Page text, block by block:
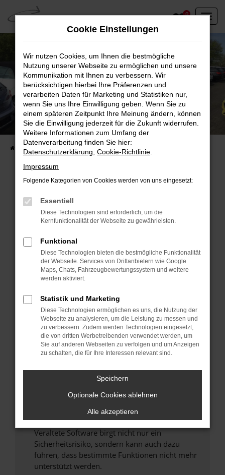
Zum
Hauptinhalt
springen
0
Unser Fahrzeugbestand vor Ort
Entdecken Sie unsere sofort verfügbaren
Fahrzeugangebote
Fehler: Network Error
Beim Laden ist ein Fehler aufgetreten.
Hier sind ein paar Tipps, die dir helfen können:
Überprüfe deine Firewall und deine
Internetverbindung.
Laden andere Webseiten, zum Beispiel deine
Suchmaschine?
Manche Erweiterungen, wie Werbeblocker,
können das Laden bestimmter Seiten
verhindern. Funktioniert die Seite in einem
anderen Browser oder in einem privaten
Fenster?
Das kann manchmal helfen, vorübergehende
Probleme zu beheben.
Stelle sicher, dass dein Browser und dein
Betriebssystem auf dem neuesten Stand
sind.
Veraltete Software birgt nicht nur ein
Sicherheitsrisiko, sondern kann auch dazu
führen, dass bestimmte Funktionen nicht mehr
unterstützt werden.
Cookie Einstellungen
Wir nutzen Cookies, um Ihnen die bestmögliche
Nutzung unserer Webseite zu ermöglichen und unsere
Kommunikation mit Ihnen zu verbessern. Wir
berücksichtigen hierbei Ihre Präferenzen und
verarbeiten Daten für Marketing und Statistiken nur,
wenn Sie uns Ihre Einwilligung geben. Wenn Sie zu
einem späteren Zeitpunkt Ihre Meinung ändern, können
Sie die Einwilligung jederzeit für die Zukunft widerrufen.
Weitere Informationen zum Umfang der
Datenverarbeitung finden Sie hier:
Datenschutzerklärung Cookie-Richtlinie
Impressum
Folgende Kategorien von Cookies werden von uns eingesetzt:
Essentiell
Diese Technologien sind erforderlich, um die
Kernfunktionalität der Webseite zu gewährleisten.
Funktional
Diese Technologien bieten die bestmögliche Funktionalität
der Webseite. Services von Drittanbietern wie Google
Maps, Chats, Fahrzeugbewertungssystem und weitere
werden aktiviert.
Statistik und Marketing
Diese Technologien ermöglichen es uns, die Nutzung der
Webseite zu analysieren, um die Leistung zu messen und
zu verbessern. Zudem werden Technologien eingesetzt,
die von dritten Werbetreibenden verwendet werden, um
Sie auf anderen Webseiten zu verfolgen und um Anzeigen
zu schalten, die für Ihre Interessen relevant sind.
Speichern
Optionale Cookies ablehnen
Alle akzeptieren